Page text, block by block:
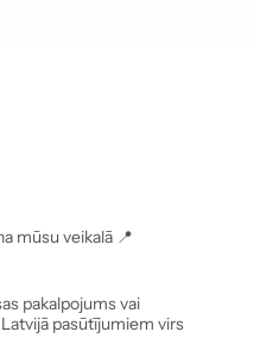
mūsu veikalā 📍
pakalpojums vai
pasūtījumiem virs